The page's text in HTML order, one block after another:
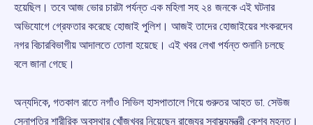
হয়েছিল। তবে আজ ভোর চারটা পর্যন্ত এক মহিলা সহ ২৪ জনকে এই ঘটনার
অভিযোগে গ্রেফতার করেছে হোজাই পুলিশ। আজই তাদের হোজাইয়ের শংকরদেব
নগর বিচারবিভাগীয় আদালতে তোলা হয়েছে। এই খবর লেখা পর্যন্ত শুনানি চলছে
বলে জানা গেছে।
অন্যদিকে, গতকাল রাতে নগাঁও সিভিল হাসপাতালে গিয়ে গুরুতর আহত ডা. সেউজ
সেনাপতির শারীরিক অবস্থার খোঁজখবর নিয়েছেন রাজ্যের স্বাস্থ্যমন্ত্রী কেশব মহন্ত।